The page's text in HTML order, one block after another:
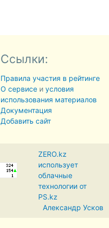
Ссылки:
Правила участия в рейтинге
О сервисеи условия
использования материалов
Документация
Добавить сайт
ZERO.kz
использует
облачные
технологии от
PS.kz
Александр Усков